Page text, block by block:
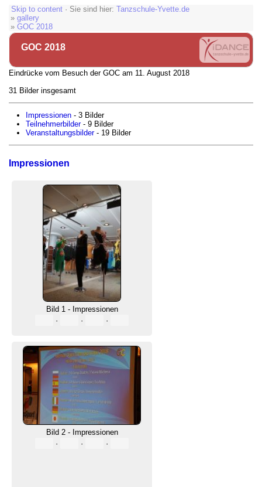
Skip to content · Sie sind hier: Tanzschule-Yvette.de
» gallery
» GOC 2018
GOC 2018
Eindrücke vom Besuch der GOC am 11. August 2018
31 Bilder insgesamt
Impressionen- 3 Bilder
Teilnehmerbilder- 9 Bilder
Veranstaltungsbilder- 19 Bilder
Impressionen
Bild 1 - Impressionen
·
· ·
Bild 2 - Impressionen
·
· ·